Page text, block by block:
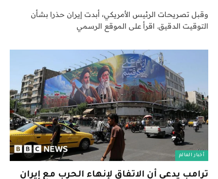
وقبل تصريحات الرئيس الأمريكي، أبدت إيران حذرا بشأن
التوقيت الدقيق. اقرأ على الموقع الرسمي
أخبار العالم
ترامب يدعي أن الاتفاق لإنهاء الحرب مع إيران